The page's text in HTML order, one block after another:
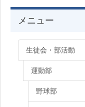
メニュー
生徒会・部活動
運動部
野球部